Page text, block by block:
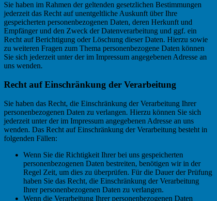
Sie haben im Rahmen der geltenden gesetzlichen Bestimmungen
jederzeit das Recht auf unentgeltliche Auskunft über Ihre
gespeicherten personenbezogenen Daten, deren Herkunft und
Empfänger und den Zweck der Datenverarbeitung und ggf. ein
Recht auf Berichtigung oder Löschung dieser Daten. Hierzu sowie
zu weiteren Fragen zum Thema personenbezogene Daten können
Sie sich jederzeit unter der im Impressum angegebenen Adresse an
uns wenden.
Recht auf Einschränkung der Verarbeitung
Sie haben das Recht, die Einschränkung der Verarbeitung Ihrer
personenbezogenen Daten zu verlangen. Hierzu können Sie sich
jederzeit unter der im Impressum angegebenen Adresse an uns
wenden. Das Recht auf Einschränkung der Verarbeitung besteht in
folgenden Fällen:
Wenn Sie die Richtigkeit Ihrer bei uns gespeicherten
personenbezogenen Daten bestreiten, benötigen wir in der
Regel Zeit, um dies zu überprüfen. Für die Dauer der Prüfung
haben Sie das Recht, die Einschränkung der Verarbeitung
Ihrer personenbezogenen Daten zu verlangen.
Wenn die Verarbeitung Ihrer personenbezogenen Daten